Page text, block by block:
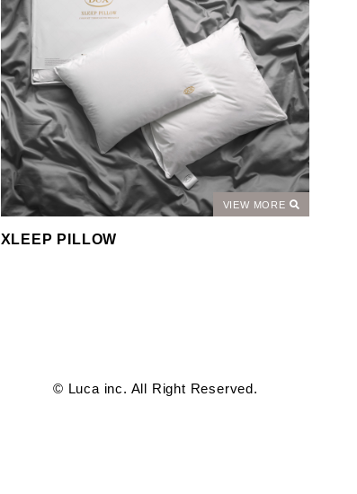
VIEW MORE
XLEEP PILLOW
© Luca inc. All Right Reserved.